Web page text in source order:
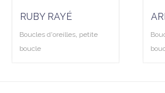
RUBY RAYÉ
Boucles d'oreilles, petite
boucle